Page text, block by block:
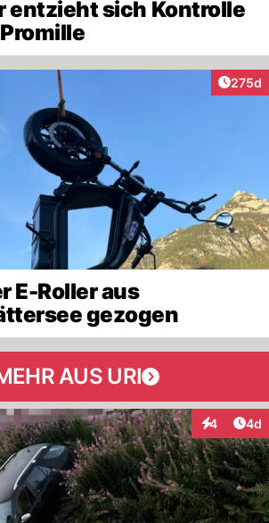
entzieht sich Kontrolle
275d
E-Roller aus
gezogen
AUS URI
4 4d